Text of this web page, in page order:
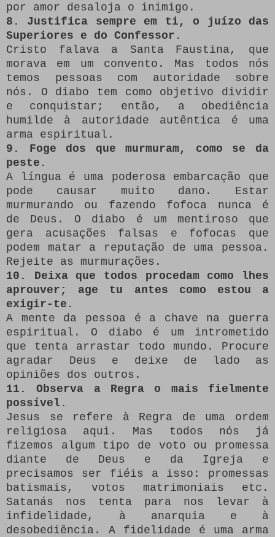
por amor desaloja o inimigo.
8. Justifica sempre em ti, o juízo das
Superiores e do Confessor.
Cristo falava a Santa Faustina, que
morava em um convento. Mas todos nós
temos pessoas com autoridade sobre
nós. O diabo tem como objetivo dividir
e conquistar; então, a obediência
humilde à autoridade autêntica é uma
arma espiritual.
9. Foge dos que murmuram, como se da
peste.
A língua é uma poderosa embarcação que
pode causar muito dano. Estar
murmurando ou fazendo fofoca nunca é
de Deus. O diabo é um mentiroso que
gera acusações falsas e fofocas que
podem matar a reputação de uma pessoa.
Rejeite as murmurações.
10. Deixa que todos procedam como lhes
aprouver; age tu antes como estou a
exigir-te.
A mente da pessoa é a chave na guerra
espiritual. O diabo é um intrometido
que tenta arrastar todo mundo. Procure
agradar Deus e deixe de lado as
opiniões dos outros.
11. Observa a Regra o mais fielmente
possível.
Jesus se refere à Regra de uma ordem
religiosa aqui. Mas todos nós já
fizemos algum tipo de voto ou promessa
diante de Deus e da Igreja e
precisamos ser fiéis a isso: promessas
batismais, votos matrimoniais etc.
Satanás nos tenta para nos levar à
infidelidade, à anarquia e à
desobediência. A fidelidade é uma arma